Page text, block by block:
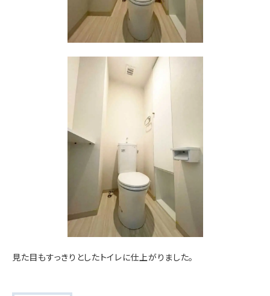
見た目もすっきりとしたトイレに仕上がりました。